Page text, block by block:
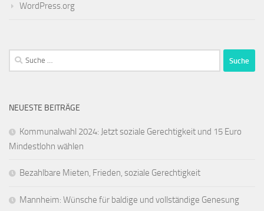
WordPress.org
Suche
nach:
NEUESTE BEITRÄGE
Kommunalwahl 2024: Jetzt soziale Gerechtigkeit und 15 Euro
Mindestlohn wählen
Bezahlbare Mieten, Frieden, soziale Gerechtigkeit
Mannheim: Wünsche für baldige und vollständige Genesung